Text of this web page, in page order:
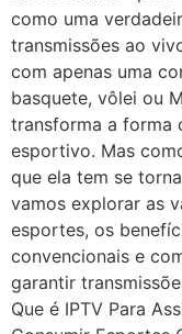
como uma
transmissões ao
com apenas uma
basquete, vôlei ou
transforma a forma
esportivo. Mas
que ela tem se
vamos explorar as
esportes, os
convencionais e
garantir
Que é IPTV Para